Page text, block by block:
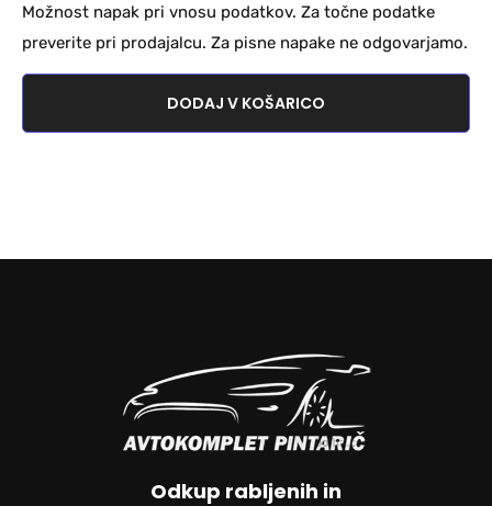
Možnost napak pri vnosu podatkov. Za točne podatke
preverite pri prodajalcu. Za pisne napake ne odgovarjamo.
DODAJ V KOŠARICO
Odkup rabljenih in